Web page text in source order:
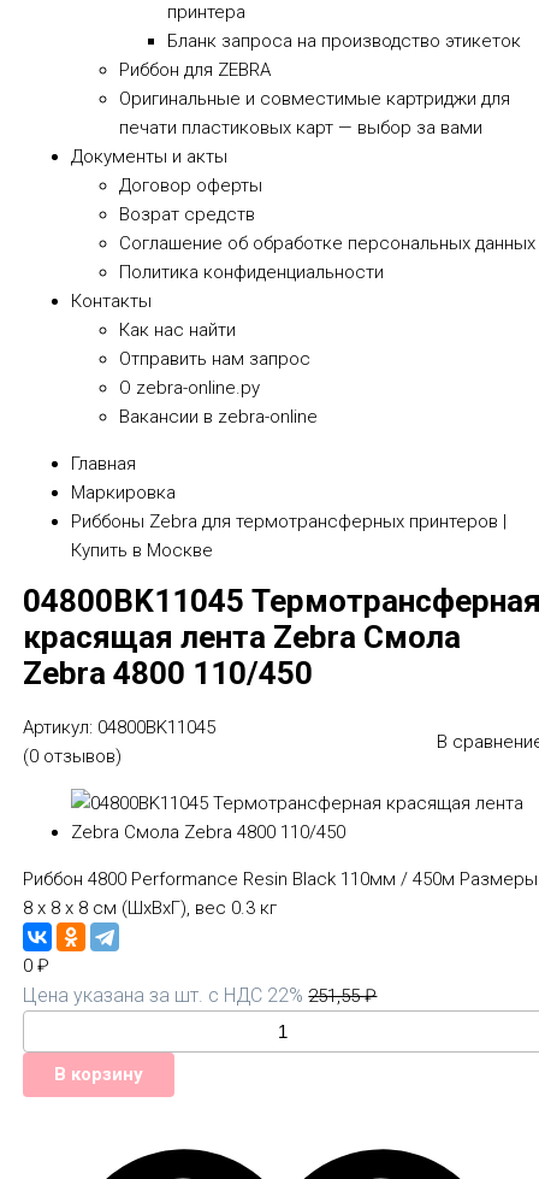
принтера
Бланк запроса на производство этикеток
Риббон для ZEBRA
Оригинальные и совместимые картриджи для
печати пластиковых карт — выбор за вами
Документы и акты
​Договор оферты
Возрат средств
Соглашение об обработке персональных данных
Политика конфиденциальности
Контакты
Как нас найти
Отправить нам запрос
О zebra-online.ру
Вакансии в zebra-online
Главная
Маркировка
Риббоны Zebra для термотрансферных принтеров |
Купить в Москве
04800BK11045
красящая лента Zebra Смола
Zebra 4800 110/450
Артикул: 04800BK11045
(0 отзывов)
В
Риббон 4800 Performance Resin Black 110мм / 450м Размеры
8 x 8 x 8 см (ШхВхГ), вес 0.3 кг
0₽
Цена указана за шт. с НДС 22% 251,55₽
В корзину